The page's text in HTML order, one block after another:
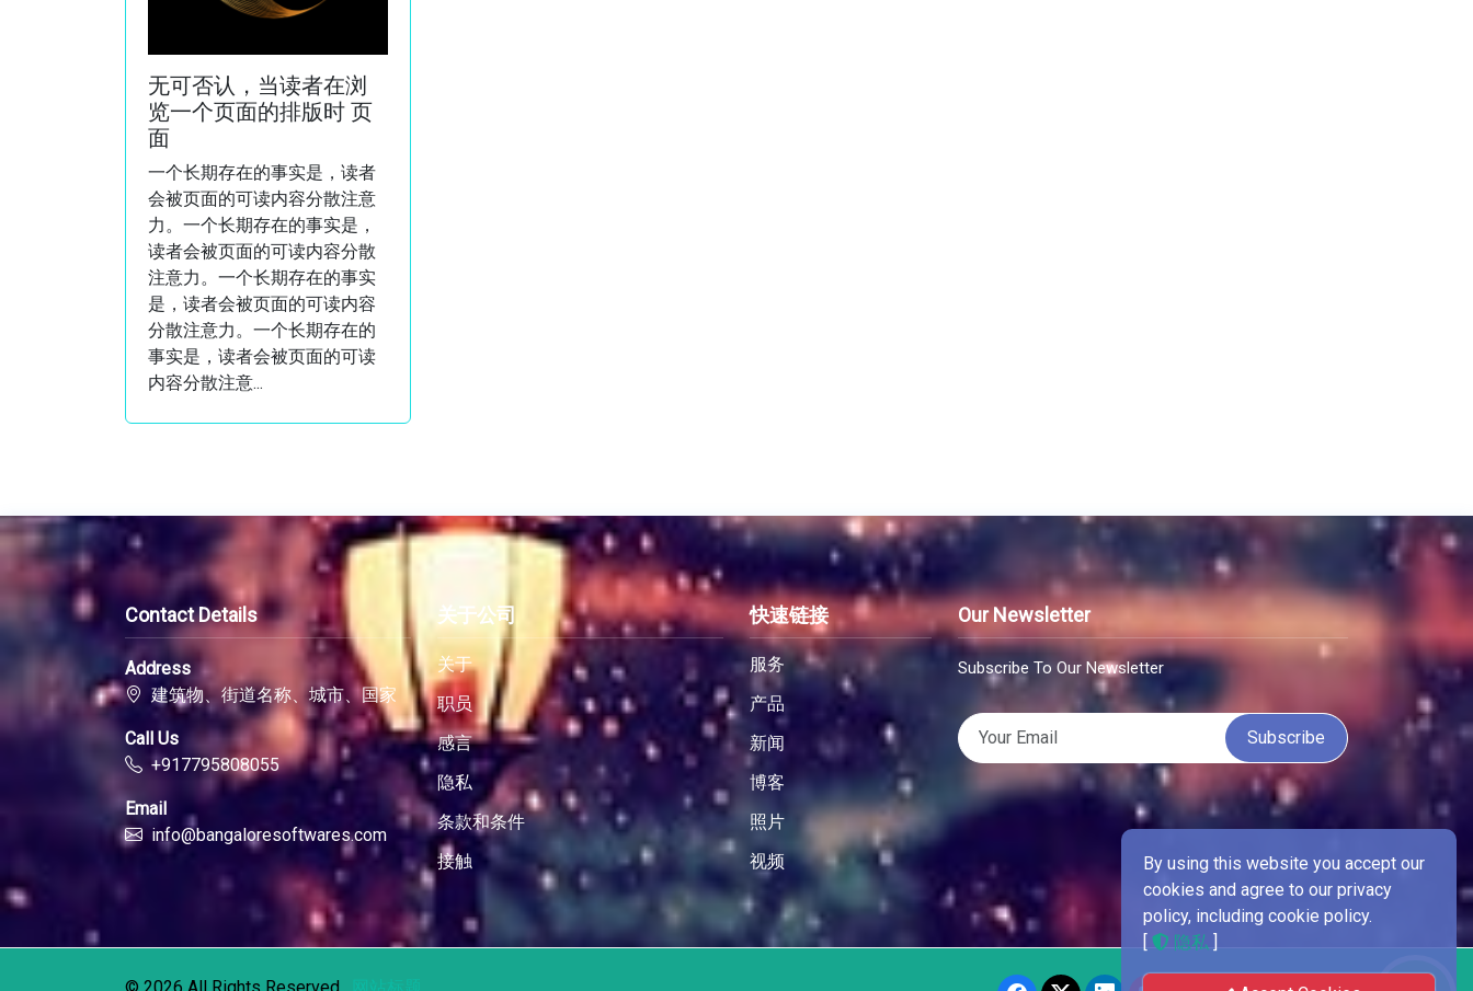
无可否认，当读者在浏
览一个页面的排版时 页
面
一个长期存在的事实是，读者
会被页面的可读内容分散注意
力。一个长期存在的事实是，
读者会被页面的可读内容分散
注意力。一个长期存在的事实
是，读者会被页面的可读内容
分散注意力。一个长期存在的
事实是，读者会被页面的可读
内容分散注意...
Contact Details
Address
建筑物、街道名称、城市、国家
Call Us
+917795808055
Email
info@bangaloresoftwares.com
关于公司
关于
职员
感言
隐私
条款和条件
接触
快速链接
服务
产品
新闻
博客
照片
视频
Our Newsletter
Subscribe To Our Newsletter
Subscribe
By using this website you accept our
cookies and agree to our privacy
policy, including cookie policy.
[
隐私 ]